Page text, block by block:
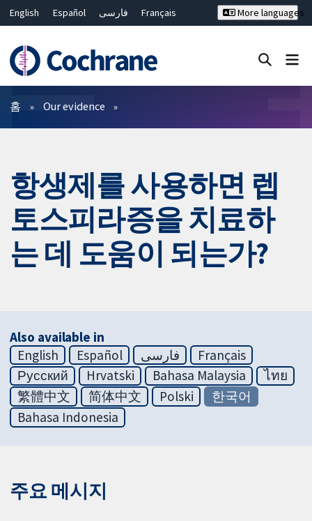
English Español فارسی
Français
Bahasa Malaysia
ไทย
繁體中文
简体中文
More languages
필터
홈 Our evidence
항생제를 사용하면 렙
토스피라증을 치료하
는 데 도움이 되는가?
Also available in
English
Español فارسی
Français
Русский
Hrvatski Bahasa Malaysia
ไทย
繁體中文
简体中文 Polski
한국어
Bahasa Indonesia
주요 메시지